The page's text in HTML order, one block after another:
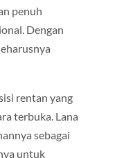
penuh
Dengan
rentan yang
terbuka. Lana
sebagai
untuk